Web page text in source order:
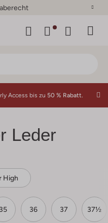
Access bis zu 50 % Rabatt.
Leder
High
35 36 37 37½